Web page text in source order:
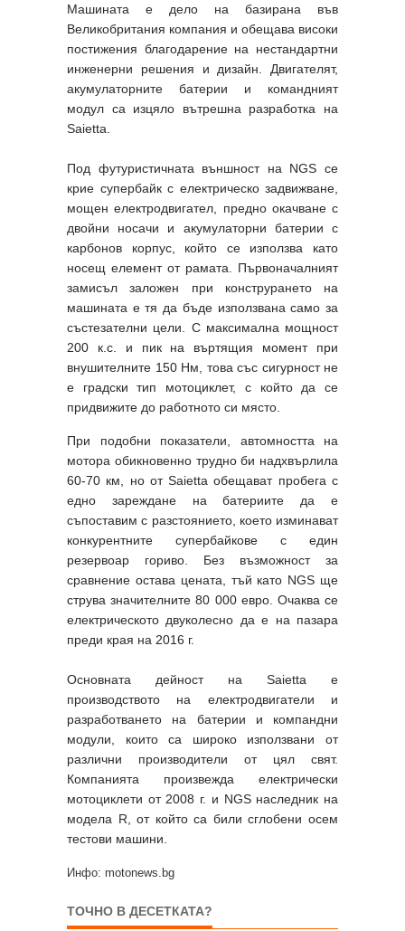
Машината е дeло на базирана във
Великобритания компания и обещава високи
постижения благодарение на нестандартни
инженерни решения и дизайн. Двигателят,
акумулаторните батерии и командният
модул са изцяло вътрешна разработка на
Saietta.
Под футуристичната външност на NGS се
крие супербайк с електрическо задвижване,
мощен електродвигател, предно окачване с
двойни носачи и акумулаторни батерии с
карбонов корпус, който се използва като
носещ елемент от рамата. Първоначалният
замисъл заложен при конструрането на
машината е тя да бъде използвана само за
състезателни цели. С максимална мощност
200 к.с. и пик на въртящия момент при
внушителните 150 Нм, това със сигурност не
е градски тип мотоциклет, с който да се
придвижите до работното си място.
При подобни показатели, автомността на
мотора обикновенно трудно би надхвърлила
60-70 км, но от Saietta обещават пробега с
едно зареждане на батериите да е
съпоставим с разстоянието, което изминават
конкурентните супербайкове с един
резервоар гориво. Без възможност за
сравнение остава цената, тъй като NGS ще
струва значителните 80 000 евро. Очаква се
електрическото двуколесно да е на пазара
преди края на 2016 г.
Основната дейност на Saietta е
производството на електродвигатели и
разработването на батерии и компандни
модули, които са широко използвани от
различни производители от цял свят.
Компанията произвежда електрически
мотоциклети от 2008 г. и NGS наследник на
модела R, от който са били сглобени осем
тестови машини.
Инфо: motonews.bg
ТОЧНО В ДЕСЕТКАТА?